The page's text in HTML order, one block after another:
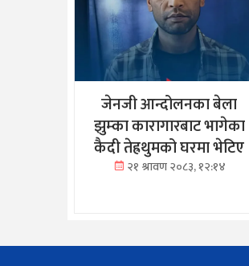
जेनजी आन्दोलनका बेला
झुम्का कारागारबाट भागेका
कैदी तेह्रथुमको घरमा भेटिए
२१ श्रावण २०८३, १२:१४